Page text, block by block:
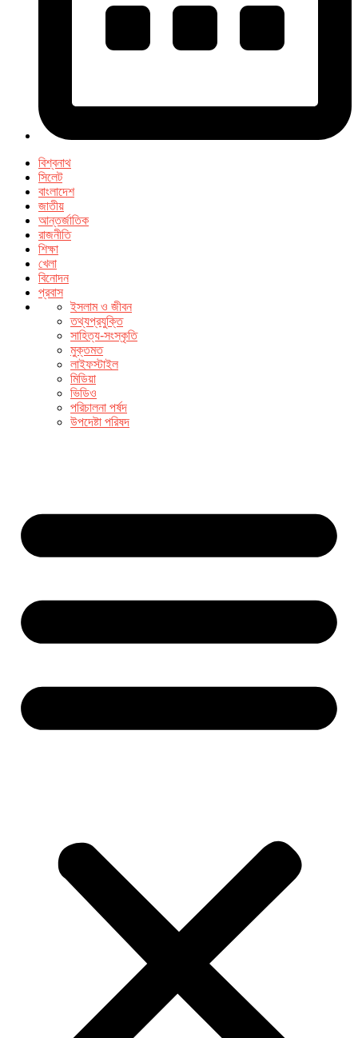
বিশ্বনাথ
সিলেট
বাংলাদেশ
জাতীয়
আন্তর্জাতিক
রাজনীতি
শিক্ষা
খেলা
বিনোদন
প্রবাস
ইসলাম ও জীবন
তথ্যপ্রযুক্তি
সাহিত্য-সংস্কৃতি
মুক্তমত
লাইফস্টাইল
মিডিয়া
ভিডিও
পরিচালনা পর্ষদ
উপদেষ্টা পরিষদ